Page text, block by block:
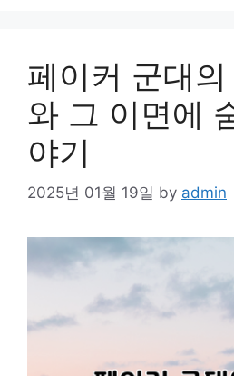
페이커 군대
와 그 이면에
야기
2025년 01월 19일 by admin